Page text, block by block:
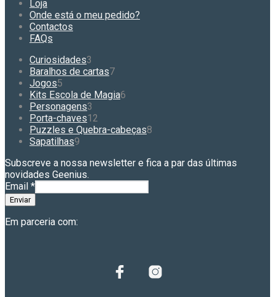
Loja
Onde está o meu pedido?
Contactos
FAQs
Curiosidades3
produtos
Baralhos de cartas77
Jogos5
produtos
Kits Escola de Magia6
Personagens3
produtos
Porta-chaves12
produtos
Puzzles e Quebra-cabeças8
Sapatilhas9
Subscreve a nossa newsletter e fica a par das últimas
novidades Geenius.
Email *
Enviar
Em parceria com: